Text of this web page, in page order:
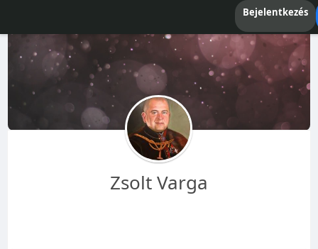
Bejelentkezés
Zsolt Varga